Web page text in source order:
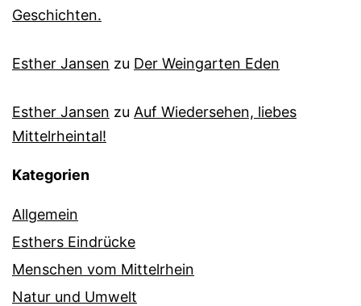
Geschichten.
Esther Jansen zu Der Weingarten Eden
Esther Jansen zu Auf Wiedersehen, liebes
Mittelrheintal!
Kategorien
Allgemein
Esthers Eindrücke
Menschen vom Mittelrhein
Natur und Umwelt